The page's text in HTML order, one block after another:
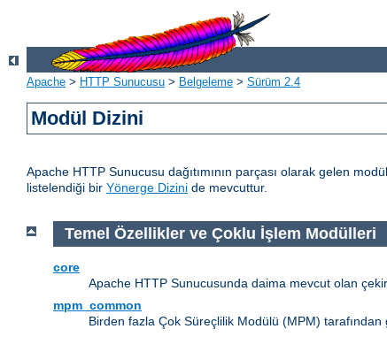
Apache > HTTP Sunucusu > Belgeleme > Sürüm 2.4
Modül Dizini
Apache HTTP Sunucusu dağıtımının parçası olarak gelen
listelendiği bir Yönerge Dizini de mevcuttur.
Temel Özellikler ve Çoklu İşlem Modülleri
core
Apache HTTP Sunucusunda daima mevcut olan
mpm_common
Birden fazla Çok Süreçlilik Modülü (MPM)